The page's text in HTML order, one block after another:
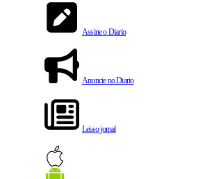
Assine o Diario
Anuncie no Diario
Leia o jornal